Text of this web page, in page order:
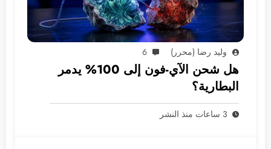
وليد رضا (محرر) 6
هل شحن الآي-فون إلى 100% يدمر
البطارية؟
3 ساعات منذ النشر